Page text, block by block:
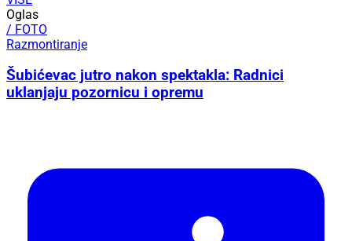
Oglas
/ FOTO
Razmontiranje
Šubićevac jutro nakon spektakla: Radnici
uklanjaju pozornicu i opremu